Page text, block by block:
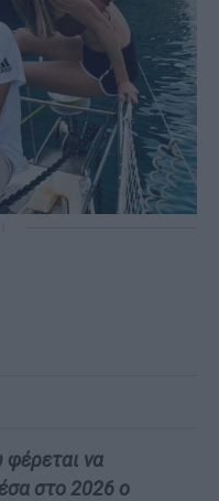
φέρεται να
στο 2026 ο